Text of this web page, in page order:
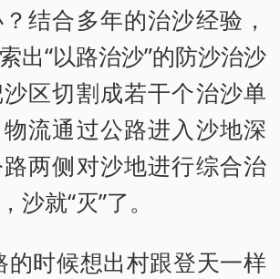
结合多年的治沙经验，
出“以路治沙”的防沙治沙
区切割成若干个治沙单
流通过公路进入沙地深
两侧对沙地进行综合治
沙就“灭”了。
的时候想出村跟登天一样